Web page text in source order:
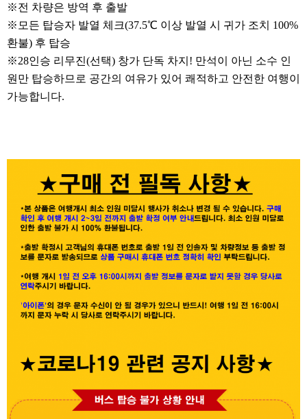
※전 차량은 방역 후 출발
※모든 탑승자 발열 체크(37.5℃ 이상 발열 시 귀가 조치 100%
환불) 후 탑승
※28인승 리무진(선택) 창가 단독 차지! 만석이 아닌 소수 인
원만 탑승하므로 공간의 여유가 있어 쾌적하고 안전한 여행이
가능합니다.